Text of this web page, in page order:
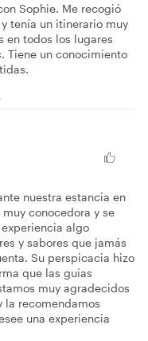
Sophie. Me recogió
tenía un itinerario muy
en todos los lugares
Tiene un conocimiento
nuestra estancia en
conocedora y se
algo
y sabores que jamás
Su perspicacia hizo
que las guías
muy agradecidos
la recomendamos
una experiencia